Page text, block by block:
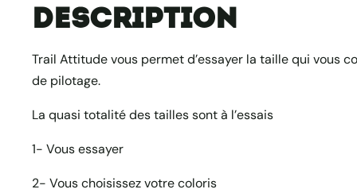
Description
Trail Attitude vous permet d’essayer la taille qui vous
de pilotage.
La quasi totalité des tailles sont à l’essais
1- Vous essayer
2- Vous choisissez votre coloris